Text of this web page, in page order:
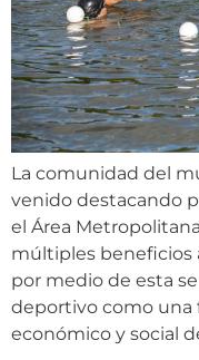
La comunidad del
venido destacando
el Área
múltiples beneficios
por medio de esta
deportivo como una
económico y social